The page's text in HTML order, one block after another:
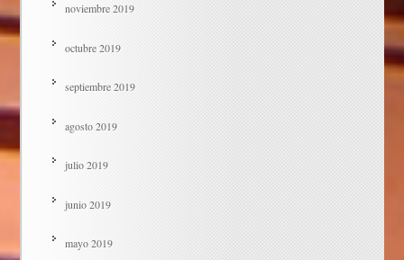
noviembre 2019
octubre 2019
septiembre 2019
agosto 2019
julio 2019
junio 2019
mayo 2019